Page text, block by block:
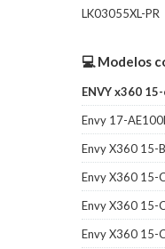
LK03055XL-PR
💻 Modelos
ENVY x360
Envy 17-
Envy X360 15-
Envy X360 15-
Envy X360 15-
Envy X360 15-